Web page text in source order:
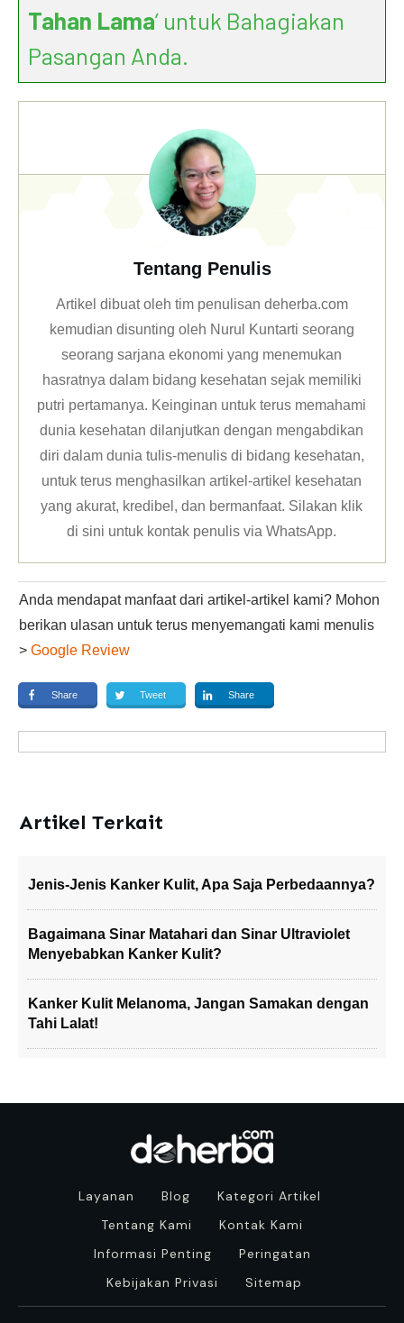
Tahan Lama’ untuk Bahagiakan
Pasangan Anda.
Tentang Penulis
Artikel dibuat oleh tim penulisan deherba.com
kemudian disunting oleh Nurul Kuntarti seorang
seorang sarjana ekonomi yang menemukan
hasratnya dalam bidang kesehatan sejak memiliki
putri pertamanya. Keinginan untuk terus memahami
dunia kesehatan dilanjutkan dengan mengabdikan
diri dalam dunia tulis-menulis di bidang kesehatan,
untuk terus menghasilkan artikel-artikel kesehatan
yang akurat, kredibel, dan bermanfaat. Silakan klik
di sini untuk kontak penulis via WhatsApp.
Anda mendapat manfaat dari artikel-artikel kami? Mohon
berikan ulasan untuk terus menyemangati kami menulis
> Google Review
Share Tweet Share
Artikel Terkait
Jenis-Jenis Kanker Kulit, Apa Saja Perbedaannya?
Bagaimana Sinar Matahari dan Sinar Ultraviolet
Menyebabkan Kanker Kulit?
Kanker Kulit Melanoma, Jangan Samakan dengan
Tahi Lalat!
Layanan Blog
Kategori Artikel
Tentang Kami
Kontak Kami
Informasi Penting
Peringatan
Kebijakan Privasi
Sitemap